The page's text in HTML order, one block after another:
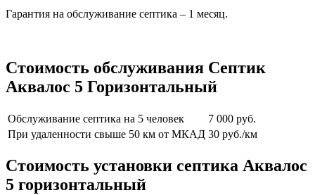
Гарантия на обслуживание септика – 1 месяц.
Стоимость обслуживания Септик
Аквалос 5 Горизонтальный
Обслуживание септика на 5 человек
7 000 руб.
При удаленности свыше 50 км от МКАД 30 руб./км
Стоимость установки септика Аквалос
5 горизонтальный